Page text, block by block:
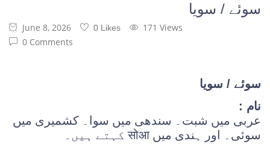
سوئے / سویا
June 8, 2026 0 Likes
171 Views
0 Comments
سوئے / سویا
نام :
عربی میں شبت۔ سندھی میں سوا۔ کشمیری میں
سوئی۔ اور ہندی میں सोआ کہتے ہیں۔